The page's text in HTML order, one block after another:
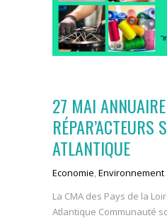
27 MAI
RÉPAR’ACTEURS
ATLANTIQUE
Economie,Environnement
La CMA des Pays de la
Atlantique Communauté